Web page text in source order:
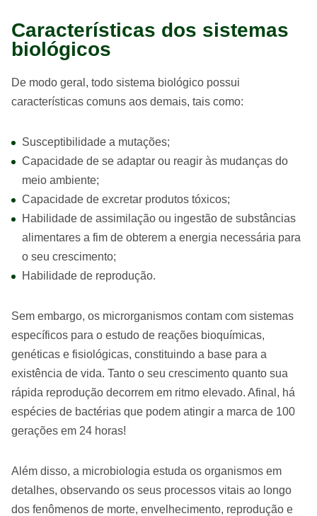
Características dos sistemas
biológicos
De modo geral, todo sistema biológico possui
características comuns aos demais, tais como:
Susceptibilidade a mutações;
Capacidade de se adaptar ou reagir às mudanças do
meio ambiente;
Capacidade de excretar produtos tóxicos;
Habilidade de assimilação ou ingestão de substâncias
alimentares a fim de obterem a energia necessária para
o seu crescimento;
Habilidade de reprodução.
Sem embargo, os microrganismos contam com sistemas
específicos para o estudo de reações bioquímicas,
genéticas e fisiológicas, constituindo a base para a
existência de vida. Tanto o seu crescimento quanto sua
rápida reprodução decorrem em ritmo elevado. Afinal, há
espécies de bactérias que podem atingir a marca de 100
gerações em 24 horas!
Além disso, a microbiologia estuda os organismos em
detalhes, observando os seus processos vitais ao longo
dos fenômenos de morte, envelhecimento, reprodução e